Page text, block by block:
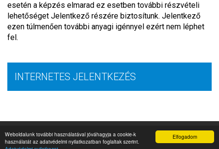
Elfogadom
Weboldalunk további használatával jóváhagyja a cookie-k
használatát az adatvédelmi nyilatkozatban foglaltak szerint.
esetén a képzés elmarad ez esetben további részvételi
lehetőséget Jelentkező részére biztosítunk. Jelentkező
ezen túlmenően további anyagi igénnyel ezért nem léphet
fel.
INTERNETES JELENTKEZÉS
© 2026 MINDEN JOG FENNTARTVA
ÁSZF
ADATKEZELÉSI TÁJÉKOZTATÓ